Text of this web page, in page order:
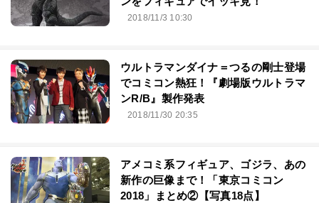
2018/11/3 10:30
ウルトラマンダイナ＝つるの剛士登場
でコミコン熱狂！『劇場版ウルトラマ
ンR/B』製作発表
2018/11/30 20:35
アメコミ系フィギュア、ゴジラ、あの
新作の巨像まで！「東京コミコン
2018」まとめ②【写真18点】